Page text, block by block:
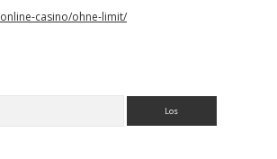
casino/ohne-limit/